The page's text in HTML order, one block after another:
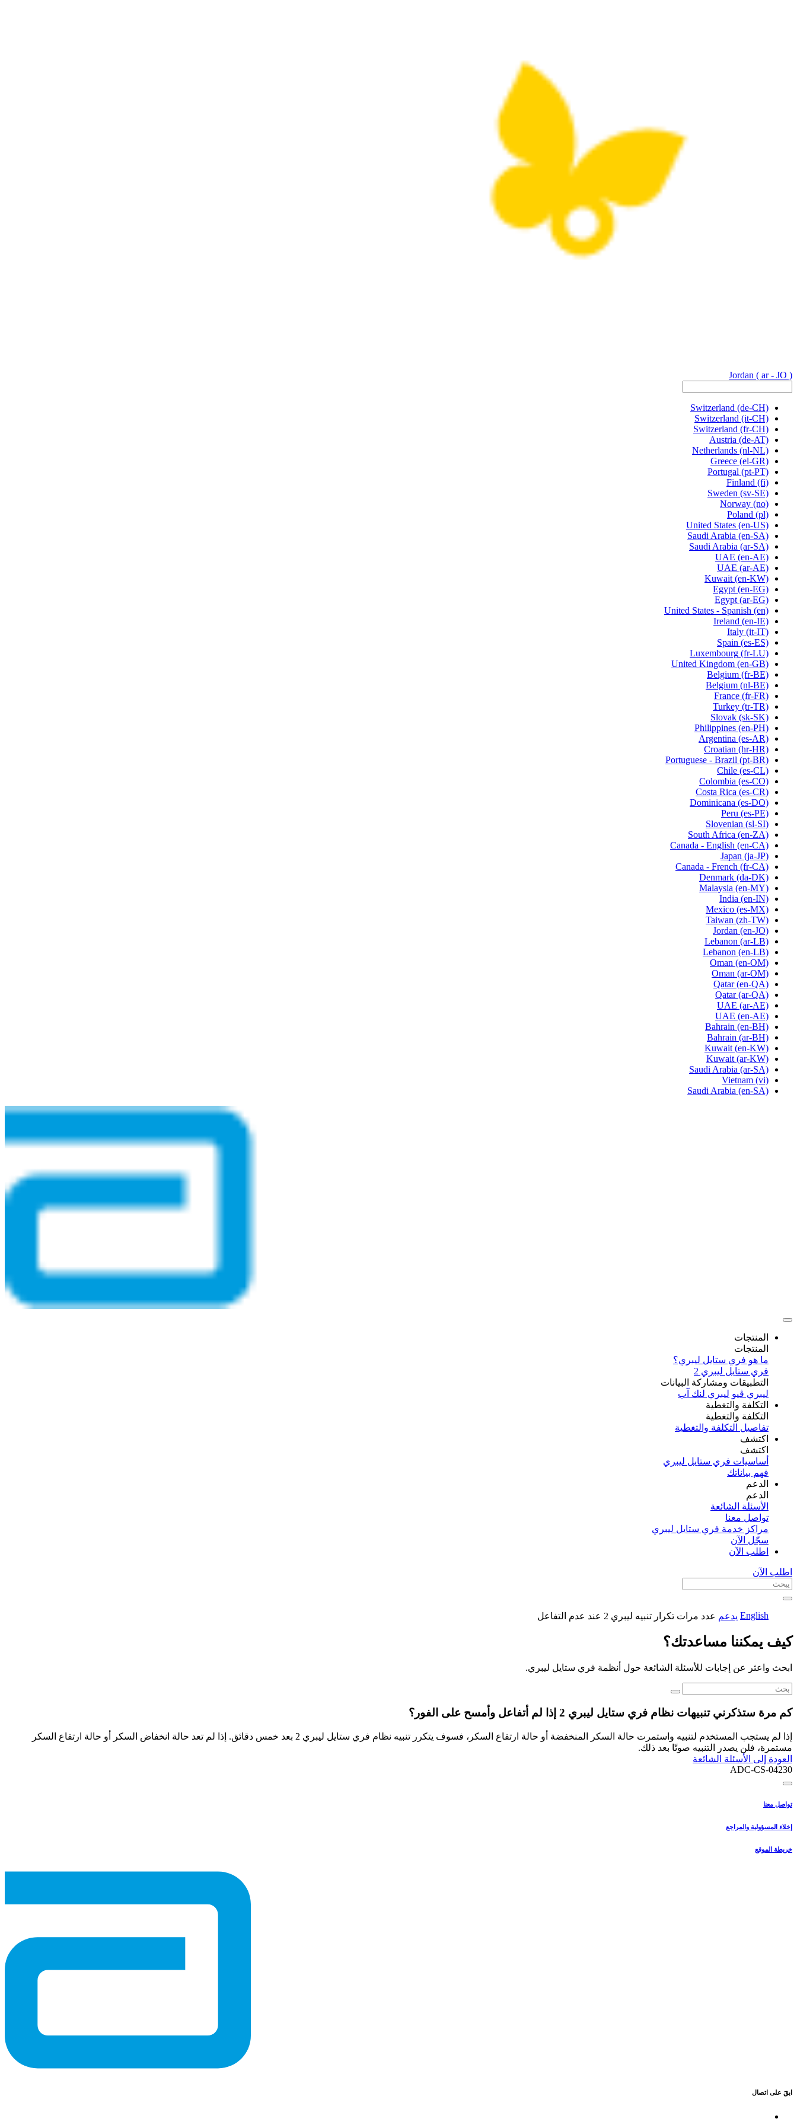
Jordan ( ar - JO )
Switzerland (de-CH)
Switzerland (it-CH)
Switzerland (fr-CH)
Austria (de-AT)
Netherlands (nl-NL)
Greece (el-GR)
Portugal (pt-PT)
Finland (fi)
Sweden (sv-SE)
Norway (no)
Poland (pl)
United States (en-US)
Saudi Arabia (en-SA)
Saudi Arabia (ar-SA)
UAE (en-AE)
UAE (ar-AE)
Kuwait (en-KW)
Egypt (en-EG)
Egypt (ar-EG)
United States - Spanish (en)
Ireland (en-IE)
Italy (it-IT)
Spain (es-ES)
Luxembourg (fr-LU)
United Kingdom (en-GB)
Belgium (fr-BE)
Belgium (nl-BE)
France (fr-FR)
Turkey (tr-TR)
Slovak (sk-SK)
Philippines (en-PH)
Argentina (es-AR)
Croatian (hr-HR)
Portuguese - Brazil (pt-BR)
Chile (es-CL)
Colombia (es-CO)
Costa Rica (es-CR)
Dominicana (es-DO)
Peru (es-PE)
Slovenian (sl-SI)
South Africa (en-ZA)
Canada - English (en-CA)
Japan (ja-JP)
Canada - French (fr-CA)
Denmark (da-DK)
Malaysia (en-MY)
India (en-IN)
Mexico (es-MX)
Taiwan (zh-TW)
Jordan (en-JO)
Lebanon (ar-LB)
Lebanon (en-LB)
Oman (en-OM)
Oman (ar-OM)
Qatar (en-QA)
Qatar (ar-QA)
UAE (ar-AE)
UAE (en-AE)
Bahrain (en-BH)
Bahrain (ar-BH)
Kuwait (en-KW)
Kuwait (ar-KW)
Saudi Arabia (ar-SA)
Vietnam (vi)
Saudi Arabia (en-SA)
المنتجات
المنتجات
ما هو فري ستايل ليبري؟
فري ستايل ليبري 2
التطبيقات ومشاركة البيانات
ليبري ڤيو ليبري لنك آب
التكلفة والتغطية
التكلفة والتغطية
تفاصيل التكلفة والتغطية
اكتشف​
اكتشف​
أساسيات فري ستايل ليبري
فهم بياناتك
الدعم
الدعم
الأسئلة الشائعة
تواصل معنا
مراكز خدمة فري ستايل ليبري
سجّل الآن​
اطلب الآن
اطلب الآن
English يدعم عدد مرات تكرار تنبيه ليبري 2 عند عدم التفاعل
كيف يمكننا مساعدتك؟
ابحث واعثر عن إجابات للأسئلة الشائعة حول أنظمة فري ستايل ليبري.
كم مرة ستذكرني تنبيهات نظام فري ستايل ليبري 2 إذا لم أتفاعل وأمسح على الفور؟
إذا لم يستجب المستخدم لتنبيه واستمرت حالة السكر المنخفضة أو حالة ارتفاع السكر، فسوف يتكرر تنبيه نظام فري ستايل ليبري 2 بعد خمس دقائق. إذا لم تعد حالة انخفاض السكر أو حالة ارتفاع السكر
مستمرة، فلن يصدر التنبيه صوتًا بعد ذلك.
العودة إلى الأسئلة الشائعة
ADC-CS-04230
تواصل معنا
إخلاء المسؤولية والمراجع
خريطة الموقع
ابقَ على اتصال